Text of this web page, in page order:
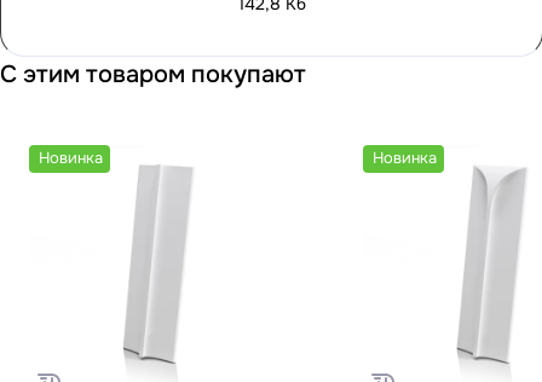
С этим товаром покупают
Новинка Новинка